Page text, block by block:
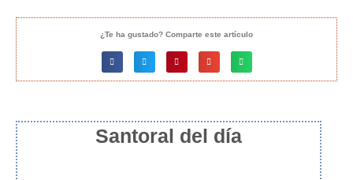
¿Te ha gustado? Comparte este artículo
Santoral del día